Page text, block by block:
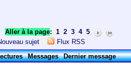
Aller à la page: 1 2 3 4 5
sujet
Flux RSS
Messages Dernier message